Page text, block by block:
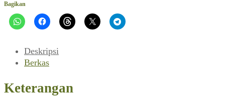
Bagikan
Deskripsi
Berkas
Keterangan